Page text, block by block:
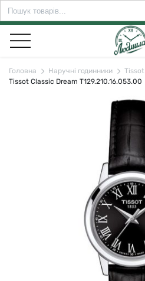
Search
for:
Головна Наручні годинники
Tissot
Tissot Classic Dream T129.210.16.053.00